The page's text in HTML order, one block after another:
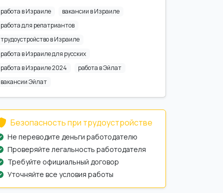
работа в Израиле
вакансии в Израиле
работа для репатриантов
трудоустройство в Израиле
работа в Израиле для русских
работа в Израиле 2024
работа в Эйлат
вакансии Эйлат
Безопасность при трудоустройстве
Не переводите деньги работодателю
Проверяйте легальность работодателя
Требуйте официальный договор
Уточняйте все условия работы